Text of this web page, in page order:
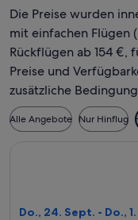
Die Preise wurden
mit einfachen Flügen
Rückflügen ab 154 €,
Preise und
zusätzliche
Alle Angebote Nur Hinflug
Do., 24. Sept. - Do.,